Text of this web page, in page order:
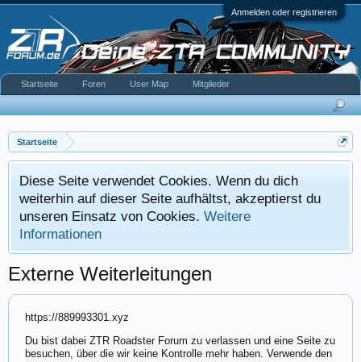
Anmelden oder registrieren
Startseite
Diese Seite verwendet Cookies. Wenn du dich
weiterhin auf dieser Seite aufhältst, akzeptierst du
unseren Einsatz von Cookies. Weitere
Informationen
Externe Weiterleitungen
https://889993301.xyz
Du bist dabei ZTR Roadster Forum zu verlassen und eine Seite zu
besuchen, über die wir keine Kontrolle mehr haben. Verwende den
Startseite Foren User Map Mitglieder